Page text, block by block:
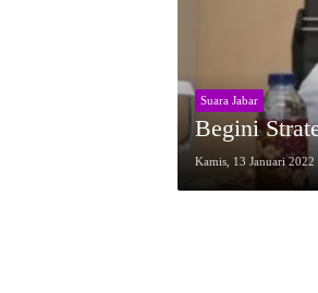
Suara Jabar
Begini
Kamis, 13 Januari 2022